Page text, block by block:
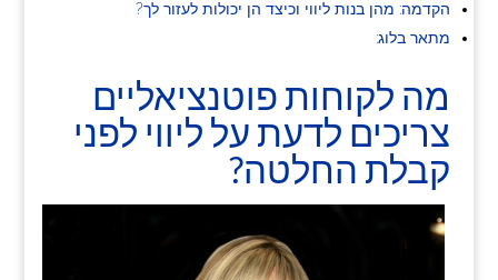
הקדמה: מהן בנות ליווי וכיצד הן יכולות לעזור לך?
מתאר בלוג:
מה לקוחות פוטנציאליים
צריכים לדעת על ליווי לפני
קבלת החלטה?